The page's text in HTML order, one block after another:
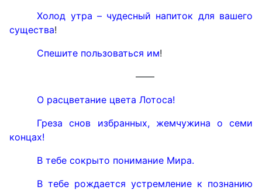
Холод утра – чудесный напиток для вашего
существа!
Спешите пользоваться им!
——
О расцветание цвета Лотоса!
Греза снов избранных, жемчужина о семи
концах!
В тебе сокрыто понимание Мира.
В тебе рождается устремление к познанию